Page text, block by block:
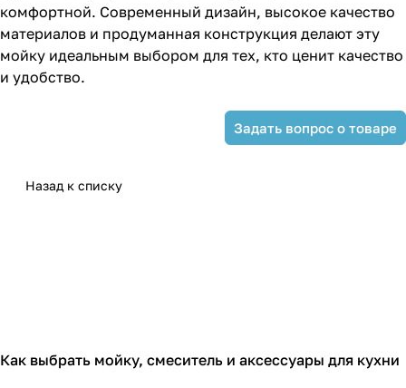
комфортной. Современный дизайн, высокое качество
материалов и продуманная конструкция делают эту
мойку идеальным выбором для тех, кто ценит качество
и удобство.
Задать вопрос о товаре
Назад к списку
Как выбрать мойку, смеситель и аксессуары для кухни